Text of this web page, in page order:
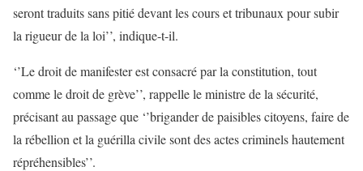
seront traduits sans pitié devant les cours et tribunaux pour subir
la rigueur de la loi’’, indique-t-il.
‘’Le droit de manifester est consacré par la constitution, tout
comme le droit de grève’’, rappelle le ministre de la sécurité,
précisant au passage que ‘’brigander de paisibles citoyens, faire de
la rébellion et la guérilla civile sont des actes criminels hautement
répréhensibles’’.